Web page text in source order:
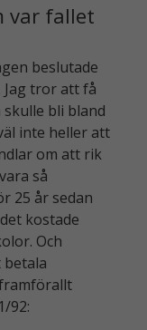
var fallet
beslutade
Jag tror att få
bli bland
inte heller att
om att rik
så
25 år sedan
kostade
Och
92: